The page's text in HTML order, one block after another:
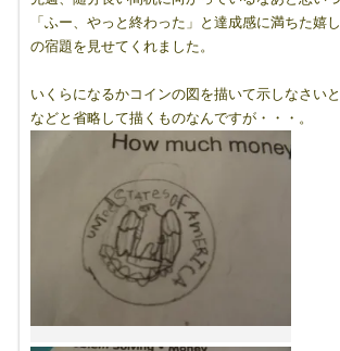
「ふー、やっと終わった」と達成感に満ちた嬉
の宿題を見せてくれました。
いくらになるかコインの図を描いて示しなさ
などと省略して描くものなんですが・・・。